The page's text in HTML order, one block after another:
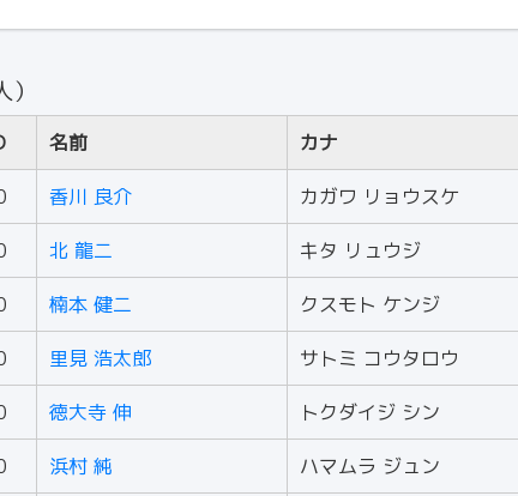
名前 カナ
香川 良介 カガワ リョウスケ
北 龍二 キタ リュウジ
楠本 健二 クスモト ケンジ
里見 浩太郎 サトミ コウタロウ
徳大寺 伸 トクダイジ シン
浜村 純 ハマムラ ジュン